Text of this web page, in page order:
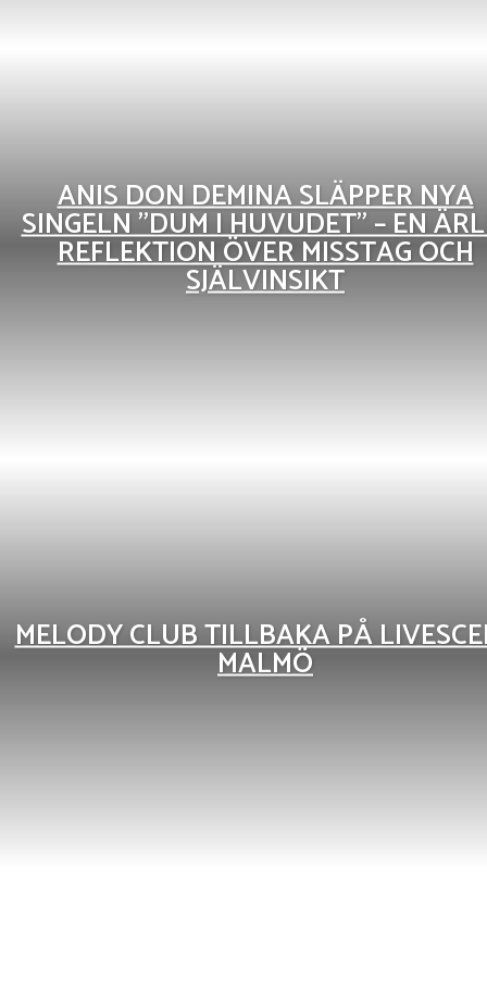
ANIS DON DEMINA SLÄPPER NYA
SINGELN ”DUM I HUVUDET” – EN
REFLEKTION ÖVER MISSTAG OCH
SJÄLVINSIKT
MELODY CLUB TILLBAKA PÅ
MALMÖ